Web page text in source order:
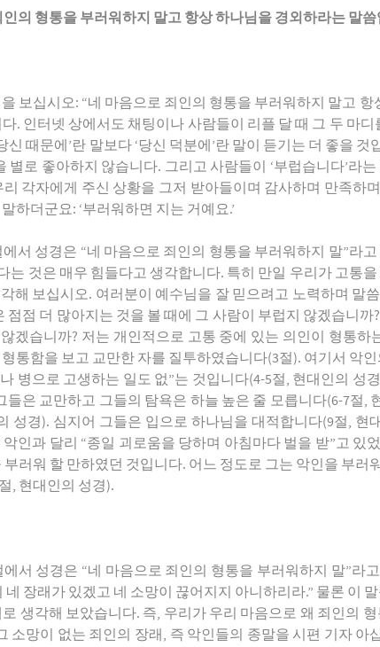
의 형통을 부러워하지 말고 항상 하나님을 경외하라는 말
보십시오: “네 마음으로 죄인의 형통을 부러워하지 말고 항
. 인터넷 상에서도 채팅이나 사람들이 리플 달 때 그 두 마
신 때문에’란 말보다 ‘당신 덕분에’란 말이 듣기는 더 좋을
별로 좋아하지 않습니다. 그리고 사람들이 ‘부럽습니다’라
각자에게 주신 상황을 그저 받아들이며 감사하며 만족하
하더군요: ‘부러워하면 지는 거예요.’
에서 성경은 “네 마음으로 죄인의 형통을 부러워하지 말”라
는 것은 매우 힘들다고 생각합니다. 특히 만일 우리가 고통
해 보십시오. 여러분이 예수님을 잘 믿으려고 노력하며
점점 더 많아지는 것을 볼 때에 그 사람이 부럽지 않겠습니
겠습니까? 저는 개인적으로 고통 중에 있는 의인이 형통
통함을 보고 교만한 자를 질투하였습니다(3절). 여기서 악
병으로 고생하는 일도 없”는 것입니다(4-5절, 현대인의 성
들은 교만하고 그들의 탐욕은 하늘 높은 줄 모릅니다(6-7절
성경). 심지어 그들은 입으로 하나님을 대적합니다(9절,
인과 달리 “종일 괴로움을 당하며 아침마다 벌을 받”고
부러워 할 만하였던 것입니다. 어느 정도로 그는 악인을 부
, 현대인의 성경).
에서 성경은 “네 마음으로 죄인의 형통을 부러워하지 말”
장래가 있겠고 네 소망이 끊어지지 아니하리라.” 물론 이
생각해 보았습니다. 즉, 우리가 우리 마음으로 왜 죄인의
소망이 없는 죄인의 장래, 즉 악인들의 종말을 시편 기자